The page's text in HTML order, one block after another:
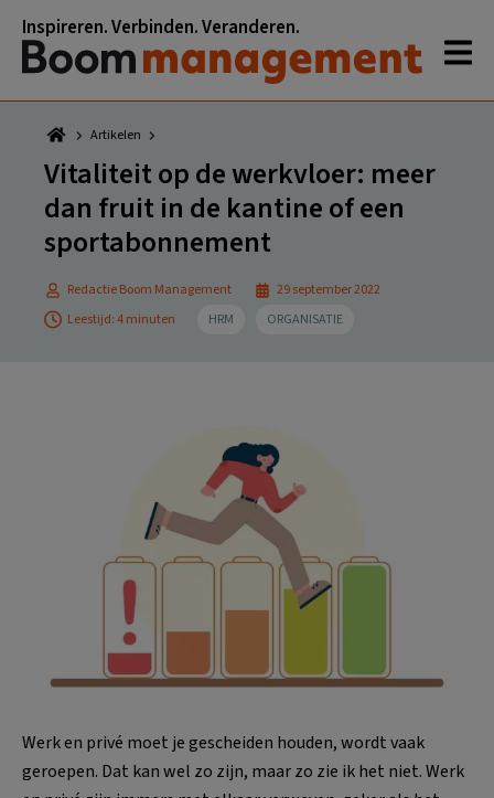
naar
hoofdnavigatie
naar
hoofd
inhoud
naar
eerste
sidebar
naar
voettekst
Inspireren. Verbinden. Veranderen.
Artikelen
Vitaliteit op de werkvloer: meer
dan fruit in de kantine of een
sportabonnement
Redactie Boom Management
29 september 2022
Leestijd: 4 minuten
HRM ORGANISATIE
Werk en privé moet je gescheiden houden, wordt vaak
geroepen. Dat kan wel zo zijn, maar zo zie ik het niet. Werk